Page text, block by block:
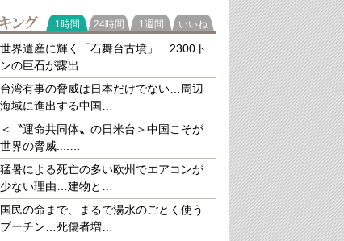
ランキング
1時間 24時間 1週間 いいね
世界遺産に輝く「石舞台古墳」 2300ト
ンの巨石が露出…
台湾有事の脅威は日本だけでない…周辺
海域に進出する中国…
＜〝運命共同体〟の日米台＞中国こそが
世界の脅威....…
猛暑による死亡の多い欧州でエアコンが
少ない理由…建物と…
国民の命まで、まるで湯水のごとく使う
プーチン…死傷者増…